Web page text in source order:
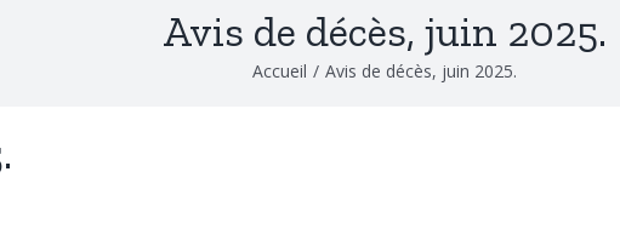
Avis de décès, juin 2025.
Accueil / Avis de décès, juin 2025.